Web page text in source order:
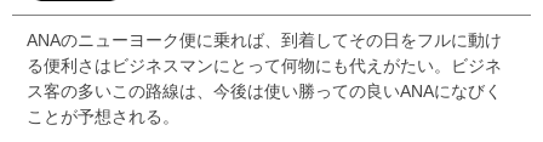
ANAのニューヨーク便に乗れば、到着してその日をフルに動け
る便利さはビジネスマンにとって何物にも代えがたい。ビジネ
ス客の多いこの路線は、今後は使い勝っての良いANAになびく
ことが予想される。